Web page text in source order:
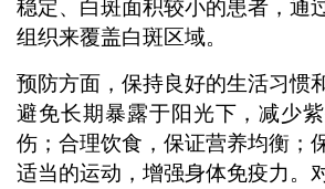
稳定、白斑面积较小的患者，通
组织来覆盖白斑区域。
预防方面，保持良好的生活习惯
避免长期暴露于阳光下，减少
伤；合理饮食，保证营养均衡；
适当的运动，增强身体免疫力。